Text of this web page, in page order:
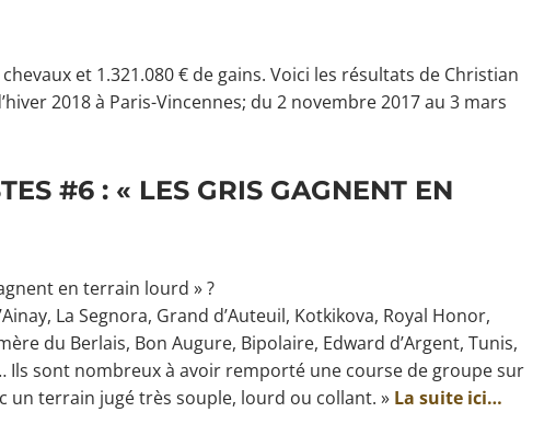
et 1.321.080 € de gains. Voici les résultats de Christian
2018 à Paris-Vincennes; du 2 novembre 2017 au 3 mars
#6 : « LES GRIS GAGNENT EN
en terrain lourd » ?
La Segnora, Grand d’Auteuil, Kotkikova, Royal Honor,
du Berlais, Bon Augure, Bipolaire, Edward d’Argent, Tunis,
Ils sont nombreux à avoir remporté une course de groupe sur
un terrain jugé très souple, lourd ou collant. » La suite ici…